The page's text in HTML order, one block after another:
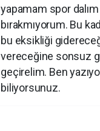
yapamam spor dalım
bırakmıyorum. Bu
bu eksikliği
vereceğine sonsuz
geçirelim. Ben
biliyorsunuz.